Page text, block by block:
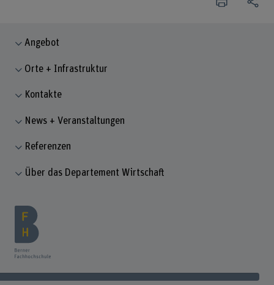
Angebot
Orte + Infrastruktur
Kontakte
News + Veranstaltungen
Referenzen
Über das Departement Wirtschaft